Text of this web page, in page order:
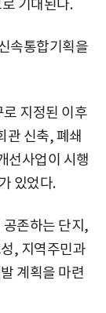
기대된다.
속통합기획을
지정된 이후
관 신축, 폐쇄
선사업이 시행
있었다.
존하는 단지,
, 지역주민과
계획을 마련